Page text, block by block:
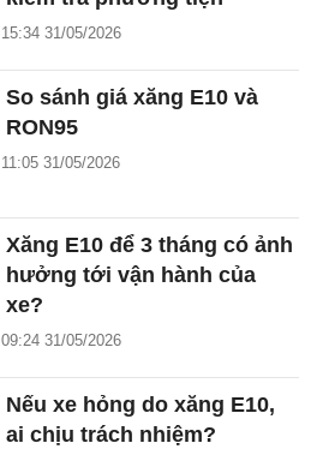
15:34 31/05/2026
So sánh giá xăng E10 và
RON95
11:05 31/05/2026
Xăng E10 để 3 tháng có ảnh
hưởng tới vận hành của
xe?
09:24 31/05/2026
Nếu xe hỏng do xăng E10,
ai chịu trách nhiệm?